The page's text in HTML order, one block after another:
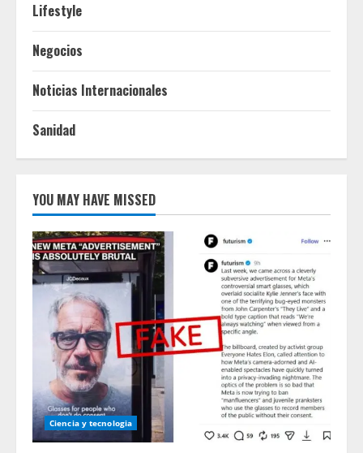
Lifestyle
Negocios
Noticias Internacionales
Sanidad
YOU MAY HAVE MISSED
Ciencia y tecnologia